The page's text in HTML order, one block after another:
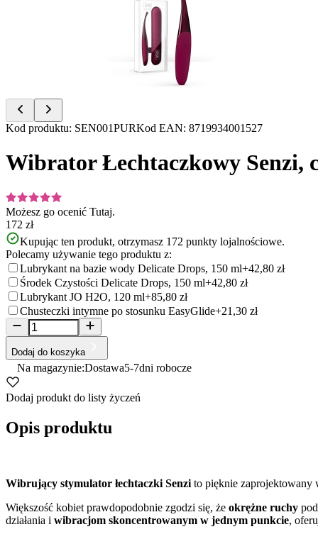
Item
of
9
Kod produktu: SEN001PURKod EAN: 8719934001527
Wibrator Łechtaczkowy Senzi,
Możesz go ocenić Tutaj.
172 zł
Kupując ten produkt, otrzymasz 172 punkty lojalnościowe.
Polecamy używanie tego produktu z:
Lubrykant na bazie wody Delicate Drops, 150 ml+42,80 zł
Środek Czystości Delicate Drops, 150 ml+42,80 zł
Lubrykant JO H2O, 120 ml+85,80 zł
Chusteczki intymne po stosunku EasyGlide+21,30 zł
Dodaj do koszyka
Na magazynie:Dostawa5-7dni robocze
Dodaj produkt do listy życzeń
Opis produktu
Wibrujący stymulator łechtaczki Senzi to pięknie zaprojektowany
Większość kobiet prawdopodobnie zgodzi się, że okrężne ruchy
działania i wibracjom skoncentrowanym w jednym punkcie,